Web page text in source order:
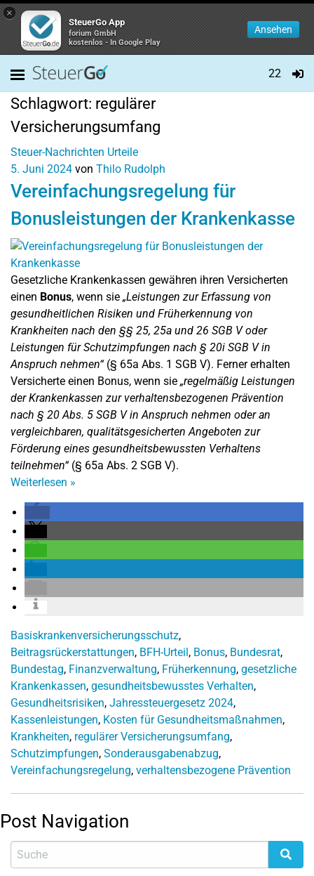
×
SteuerGo App
forium GmbH
kostenlos - In Google Play
Ansehen
22
Schlagwort: regulärer
Versicherungsumfang
Steuer-Nachrichten Urteile
5. Juni 2024 von Thilo Rudolph
Vereinfachungsregelung für
Bonusleistungen der Krankenkasse
Gesetzliche Krankenkassen gewähren ihren Versicherten
einen Bonus, wenn sie „Leistungen zur Erfassung von
gesundheitlichen Risiken und Früherkennung von
Krankheiten nach den §§ 25, 25a und 26 SGB V oder
Leistungen für Schutzimpfungen nach § 20i SGB V in
Anspruch nehmen“(§ 65a Abs. 1 SGB V). Ferner erhalten
Versicherte einen Bonus, wenn sie „regelmäßig Leistungen
der Krankenkassen zur verhaltensbezogenen Prävention
nach § 20 Abs. 5 SGB V in Anspruch nehmen oder an
vergleichbaren, qualitätsgesicherten Angeboten zur
Förderung eines gesundheitsbewussten Verhaltens
teilnehmen“(§ 65a Abs. 2 SGB V).
Weiterlesen »
Basiskrankenversicherungsschutz,
Beitragsrückerstattungen, BFH-Urteil, Bonus, Bundesrat,
Bundestag, Finanzverwaltung, Früherkennung, gesetzliche
Krankenkassen, gesundheitsbewusstes Verhalten,
Gesundheitsrisiken, Jahressteuergesetz 2024,
Kassenleistungen, Kosten für Gesundheitsmaßnahmen,
Krankheiten, regulärer Versicherungsumfang,
Schutzimpfungen, Sonderausgabenabzug,
Vereinfachungsregelung, verhaltensbezogene Prävention
Post Navigation